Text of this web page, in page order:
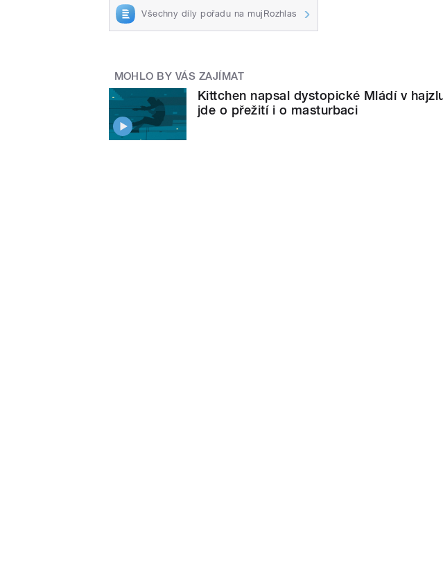
Všechny díly pořadu na mujRozhlas
MOHLO BY VÁS ZAJÍMAT
Kittchen napsal dystopické Mládí v
jde o přežití i o masturbaci